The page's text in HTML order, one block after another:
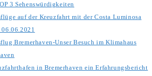
3 Sehenswürdigkeiten
auf der Kreuzfahrt mit der Costa Luminosa
Bremerhaven-Unser Besuch im Klimahaus
in Bremerhaven ein Erfahrungsbericht